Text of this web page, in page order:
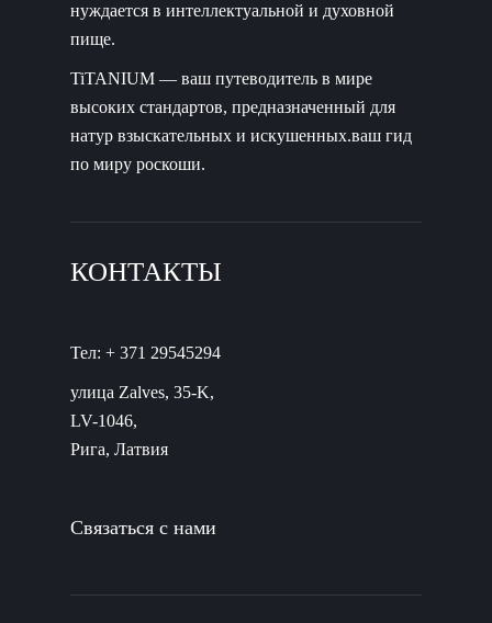
нуждается в интеллектуальной и духовной
пище.
TiTANIUM — ваш путеводитель в мире
высоких стандартов, предназначенный для
натур взыскательных и искушенных.ваш гид
по миру роскоши.
КОНТАКТЫ
Тел: + 371 29545294
улица Zalves, 35-K,
LV-1046,
Рига, Латвия
Связаться с нами